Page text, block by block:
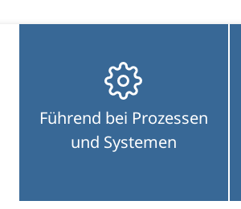
Führend bei Prozessen
und Systemen